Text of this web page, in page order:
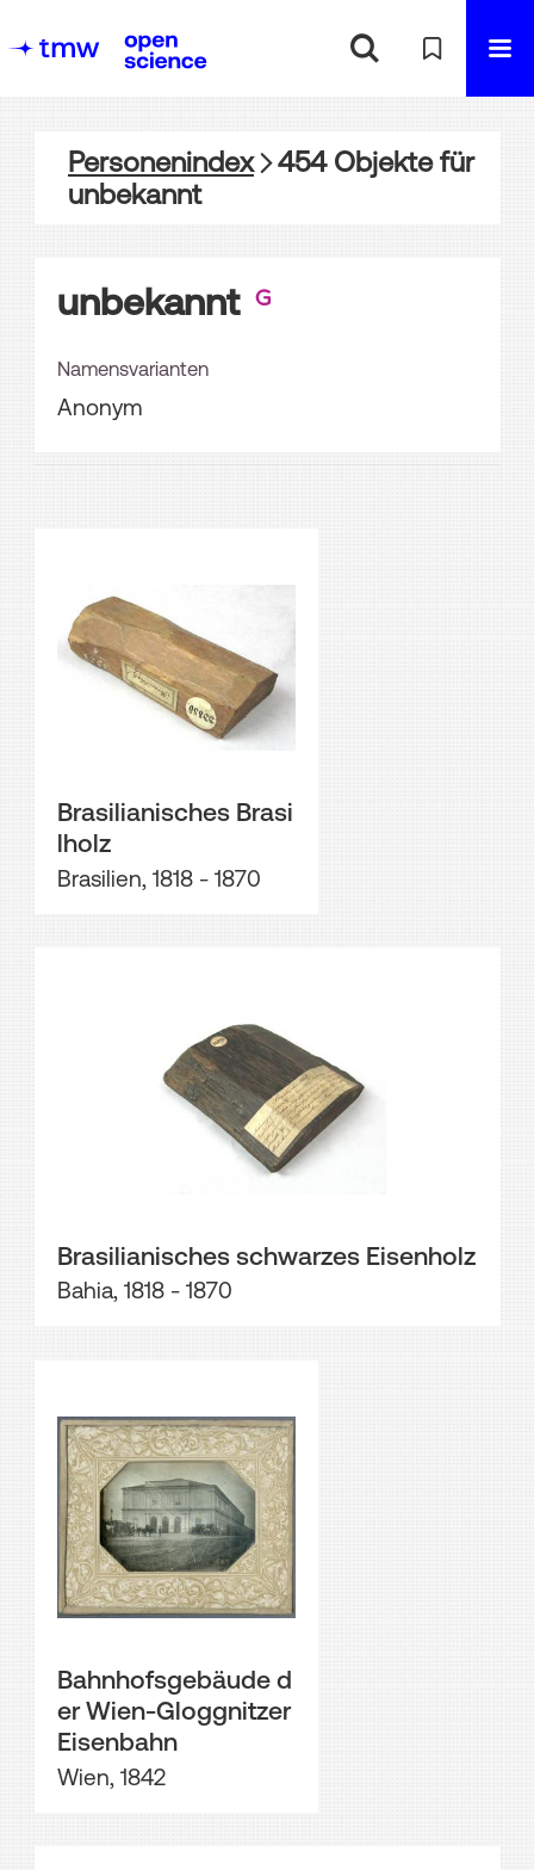
Personenindex 454Objektefür
unbekannt
unbekannt
Namensvarianten
Anonym
Brasilianisches Brasi
lholz
Brasilien, 1818 - 1870
Brasilianisches schwarzes Eisenholz
Bahia, 1818 - 1870
Bahnhofsgebäude d
er Wien-Gloggnitzer
Eisenbahn
Wien, 1842